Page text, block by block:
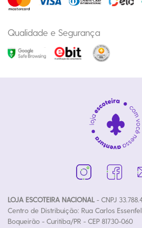
Qualidade e Segurança
LOJA ESCOTEIRA NACIONAL- CNPJ
Centro de Distribuição: Rua Carlos
Boqueirão - Curitiba/PR - CEP 81730-060